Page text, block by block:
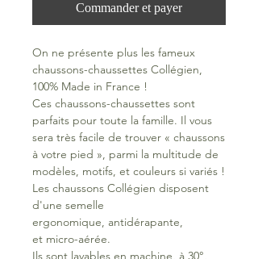
Commander et payer
On ne présente plus les fameux
chaussons-chaussettes Collégien,
100% Made in France !
Ces chaussons-chaussettes sont
parfaits pour toute la famille. Il vous
sera très facile de trouver « chaussons
à votre pied », parmi la multitude de
modèles, motifs, et couleurs si variés !
Les chaussons Collégien disposent
d'une semelle
ergonomique, antidérapante,
et micro-aérée.
Ils sont lavables en machine, à 30°,